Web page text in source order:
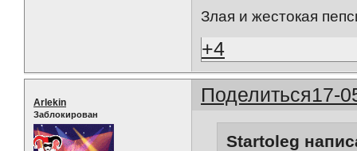
Злая и жестокая
+4
Поделиться17-
Arlekin
Заблокирован
Startoleg